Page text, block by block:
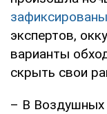
экспертов,
варианты
скрыть свои
– В Воздушных